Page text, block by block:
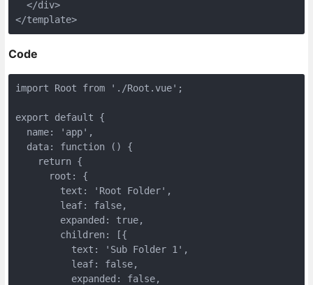
  </div>
</template>
Code
import Root from './Root.vue';
export default {
  name: 'app',
  data: function () {
    return {
      root: {
        text: 'Root Folder',
        leaf: false,
        expanded: true,
        children: [{
          text: 'Sub Folder 1',
          leaf: false,
          expanded: false,